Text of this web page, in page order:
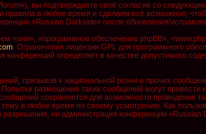
вы подтверждаете своё согласие со
в любое время и сделаем всё возможное,
«Russian Darkside» после обновления/
«программное обеспечение phpBB»,
. Ограничения лицензии GPL для программного
конференций определяет в качестве допустимого
призывов к национальной розни и прочих
размещения таких сообщений могут
сохраняются для возможности проведения
в любое время по своему усмотрению. Как
ни администрация конференции